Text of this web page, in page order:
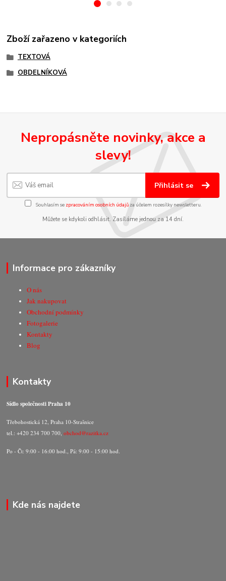
Zboží zařazeno v kategoriích
TEXTOVÁ
OBDELNÍKOVÁ
Nepropásněte novinky, akce a
slevy!
Přihlásit se
Souhlasím se zpracováním osobních údajůza účelem rozesílky newsletteru.
Můžete se kdykoli odhlásit. Zasíláme jednou za 14 dní.
Informace pro zákazníky
O nás
Jak nakupovat
Obchodní podmínky
Fotogalerie
Kontakty
Blog
Kontakty
Sídlo společnosti Praha 10
Třebohostická 12, Praha 10-Strašnice
tel.: +420 234 700 700,obchod@razitka.cz
Po - Čt: 9:00 - 16:00 hod., Pá: 9:00 - 15:00 hod.
Kde nás najdete